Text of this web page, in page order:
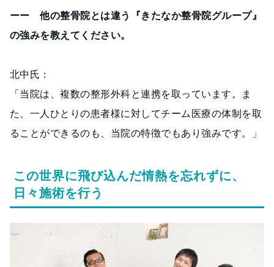
ーー 他の整骨院とは違う『きたなか整骨院グループ』
の強みを教えてください。
北中氏：
「当院は、複数の整形外科と連携を取っています。ま
た、一人ひとりの患者様に対してチーム医療の体制を取
ることができるのも、当院の特徴でもあり強みです。」
この世界に飛び込んだ情熱を忘れずに、
日々施術を行う